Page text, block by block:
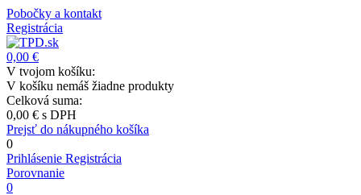
Pobočky a kontakt
Registrácia
0,00 €
V tvojom košíku:
V košíku nemáš žiadne produkty
Celková suma:
0,00 € s DPH
Prejsť do nákupného košíka
0
Prihlásenie Registrácia
Porovnanie
0